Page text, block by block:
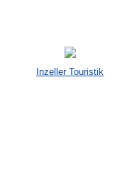
Inzeller Touristik